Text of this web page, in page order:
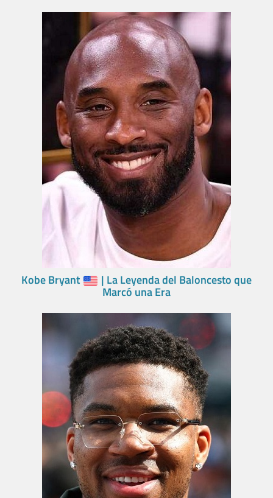
Kobe Bryant | La Leyenda del Baloncesto que
Marcó una Era